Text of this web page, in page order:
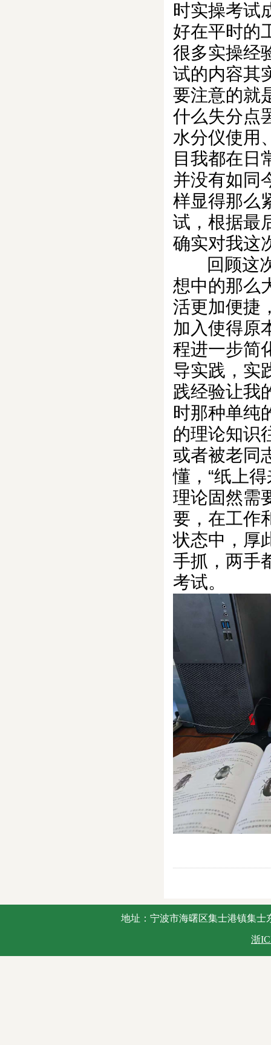
时实操考试
好在平时的
很多实操经
试的内容其
要注意的就
什么失分点
水分仪使用
目我都在日
并没有如同
样显得那么
试，根据最
确实对我这
回顾这次
想中的那么
活更加便捷
加入使得原
程进一步简
导实践，实
践经验让我
时那种单纯
的理论知识
或者被老同
懂，“纸上
理论固然需
要，在工作
状态中，厚
手抓，两手
考试。
地址：宁波市海曙区集士港镇集士
浙